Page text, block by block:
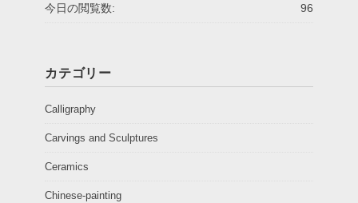
96
今日の閲覧数:
カテゴリー
Calligraphy
Carvings and Sculptures
Ceramics
Chinese-painting